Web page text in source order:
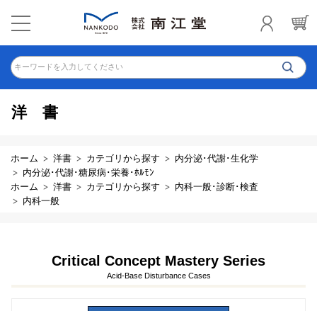
キーワードを入力してください
洋書
ホーム 洋書 カテゴリから探す
内分泌･代謝･生化学
内分泌･代謝･糖尿病･栄養･ﾎﾙﾓﾝ
ホーム
洋書 カテゴリから探す
内科一般･診断･検査
内科一般
Critical Concept Mastery Series
Acid-Base Disturbance Cases